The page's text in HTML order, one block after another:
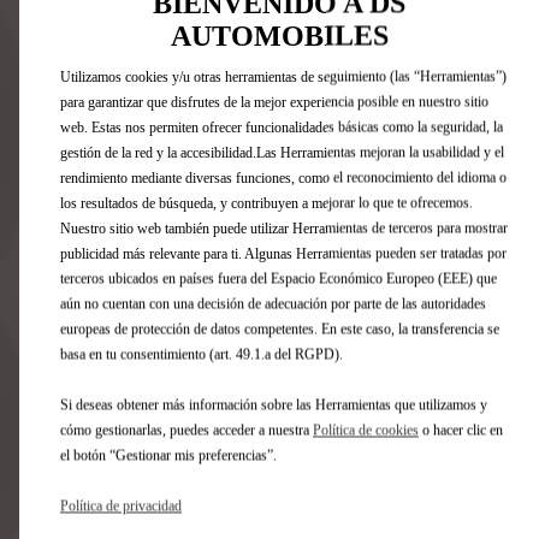
Asientos de alta densidad en tejido "Tungsten Diamond"
con vinilo efecto cuero Basalt + nuevas costuras Interior
efecto escamasI...
Ver detalles
Guarde su configuración
Compartir Solicite una prueba
¿Necesita ayuda?
Póngase en contacto con nosotros
Contáctenos al 91 585 19 55
AUTOMOBILES
Utilizamos cookies y/u otras herramientas de seguimiento (las “Herramientas”)
para garantizar que disfrutes de la mejor experiencia posible en nuestro sitio
web. Estas nos permiten ofrecer funcionalidades básicas como la seguridad, la
gestión de la red y la accesibilidad.Las Herramientas mejoran la usabilidad y el
rendimiento mediante diversas funciones, como el reconocimiento del idioma o
los resultados de búsqueda, y contribuyen a mejorar lo que te ofrecemos.
Nuestro sitio web también puede utilizar Herramientas de terceros para mostrar
publicidad más relevante para ti. Algunas Herramientas pueden ser tratadas por
terceros ubicados en países fuera del Espacio Económico Europeo (EEE) que
aún no cuentan con una decisión de adecuación por parte de las autoridades
europeas de protección de datos competentes. En este caso, la transferencia se
basa en tu consentimiento (art. 49.1.a del RGPD).
Si deseas obtener más información sobre las Herramientas que utilizamos y
cómo gestionarlas, puedes acceder a nuestra Política de cookies o hacer clic en
el botón “Gestionar mis preferencias”.
Política de privacidad